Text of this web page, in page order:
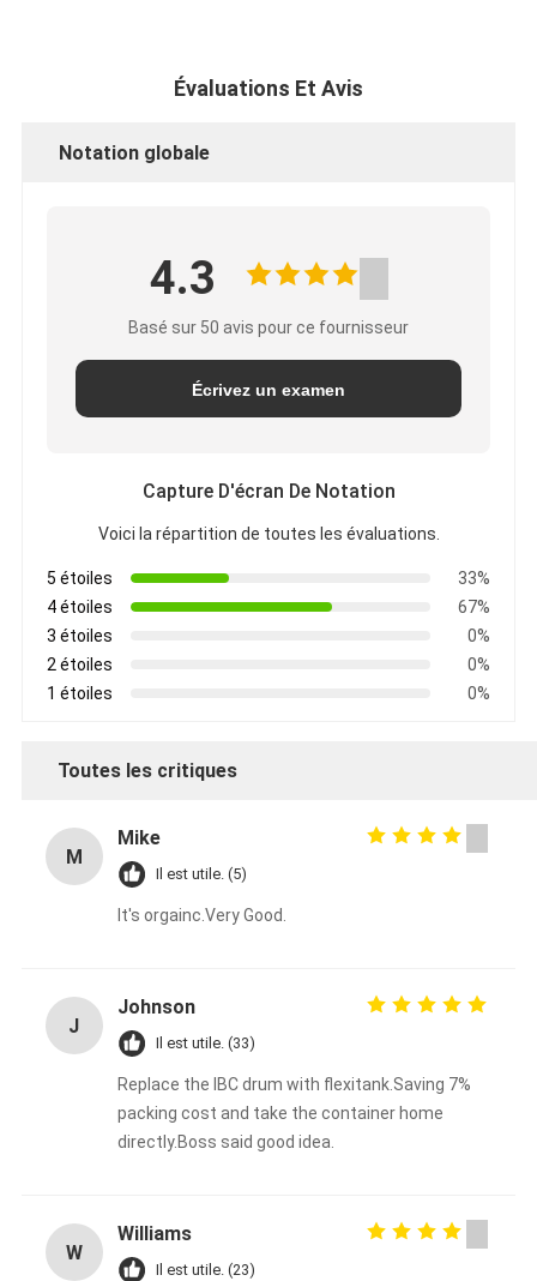
Évaluations Et Avis
Notation globale
4.3
Basé sur 50 avis pour ce fournisseur
Écrivez un examen
Capture D'écran De Notation
Voici la répartition de toutes les évaluations.
5 étoiles
33%
4 étoiles
67%
3 étoiles
0%
2 étoiles
0%
1 étoiles
0%
Toutes les critiques
M
Mike
Il est utile. (5)
It's orgainc.Very Good.
J
Johnson
Il est utile. (33)
Replace the IBC drum with flexitank.Saving 7%
packing cost and take the container home
directly.Boss said good idea.
W
Williams
Il est utile. (23)